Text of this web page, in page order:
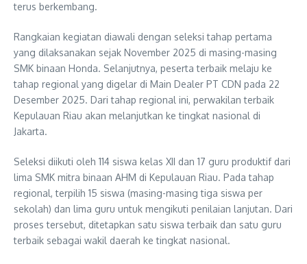
terus berkembang.
Rangkaian kegiatan diawali dengan seleksi tahap pertama
yang dilaksanakan sejak November 2025 di masing-masing
SMK binaan Honda. Selanjutnya, peserta terbaik melaju ke
tahap regional yang digelar di Main Dealer PT CDN pada 22
Desember 2025. Dari tahap regional ini, perwakilan terbaik
Kepulauan Riau akan melanjutkan ke tingkat nasional di
Jakarta.
Seleksi diikuti oleh 114 siswa kelas XII dan 17 guru produktif dari
lima SMK mitra binaan AHM di Kepulauan Riau. Pada tahap
regional, terpilih 15 siswa (masing-masing tiga siswa per
sekolah) dan lima guru untuk mengikuti penilaian lanjutan. Dari
proses tersebut, ditetapkan satu siswa terbaik dan satu guru
terbaik sebagai wakil daerah ke tingkat nasional.